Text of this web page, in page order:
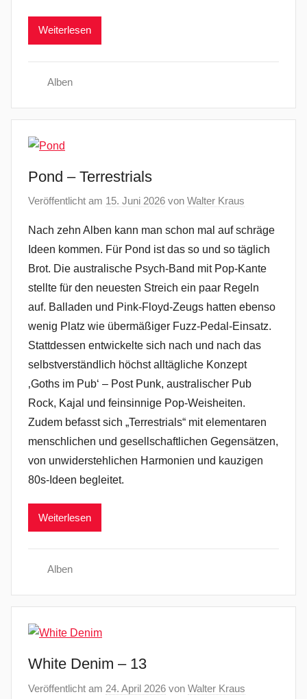
Weiterlesen
Alben
Pond – Terrestrials
Veröffentlicht am 15. Juni 2026 von Walter Kraus
Nach zehn Alben kann man schon mal auf schräge
Ideen kommen. Für Pond ist das so und so täglich
Brot. Die australische Psych-Band mit Pop-Kante
stellte für den neuesten Streich ein paar Regeln
auf. Balladen und Pink-Floyd-Zeugs hatten ebenso
wenig Platz wie übermäßiger Fuzz-Pedal-Einsatz.
Stattdessen entwickelte sich nach und nach das
selbstverständlich höchst alltägliche Konzept
‚Goths im Pub‘ – Post Punk, australischer Pub
Rock, Kajal und feinsinnige Pop-Weisheiten.
Zudem befasst sich „Terrestrials“ mit elementaren
menschlichen und gesellschaftlichen Gegensätzen,
von unwiderstehlichen Harmonien und kauzigen
80s-Ideen begleitet.
Weiterlesen
Alben
White Denim – 13
Veröffentlicht am 24. April 2026 von Walter Kraus